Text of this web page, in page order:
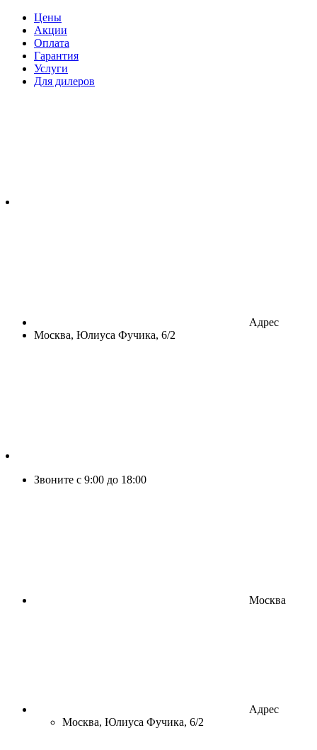
Цены
Акции
Оплата
Гарантия
Услуги
Для дилеров
Адрес
Москва, Юлиуса Фучика, 6/2
Звоните с 9:00 до 18:00
Москва
Адрес
Москва, Юлиуса Фучика, 6/2